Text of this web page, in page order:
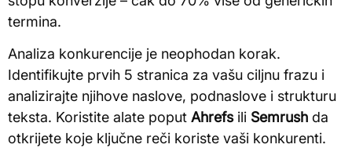
termina.
Analiza konkurencije je neophodan korak.
Identifikujte prvih 5 stranica za vašu ciljnu frazu i
analizirajte njihove naslove, podnaslove i strukturu
teksta. Koristite alate poput Ahrefsili Semrush da
otkrijete koje ključne reči koriste vaši konkurenti.